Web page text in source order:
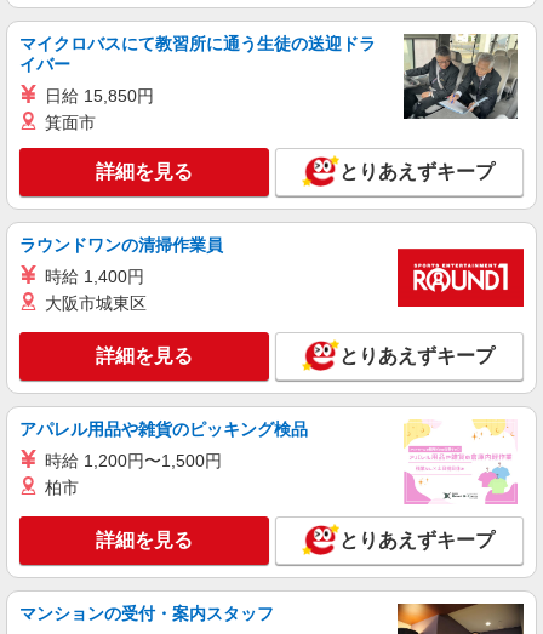
笛吹市のデイサービス♪日勤のみ！残業ゼロで
趣味も満喫
時給1500円〜2125円 ＜日払い有/週払い有/交
キープ 詳細を見る
派遣社員
株式会社kotrio /●MT-H-2094126
未経験大歓迎のデイサービスSTAFF＊運転で
時給1500円〜2125円 ＜日払い有/週払い有/交
通費全支給(ガソリン代含む)＞
笛吹市
キープ 詳細を見る
派遣社員
株式会社kotrio /●MT-H-2006279
笛吹市＊グループホームSTAFF＊生活のサポ
ート業務を担当
時給1500円〜2125円 ＜日払い有/週払い有/交
通費全支給(ガソリン代含む)＞
マイクロバスにて教習所に通う生徒の送迎ドラ
イバー
日給 15,850円
箕面市
詳細を見る とりあえずキープ
ラウンドワンの清掃作業員
時給 1,400円
大阪市城東区
詳細を見る とりあえずキープ
アパレル用品や雑貨のピッキング検品
時給 1,200円〜1,500円
柏市
詳細を見る とりあえずキープ
マンションの受付・案内スタッフ